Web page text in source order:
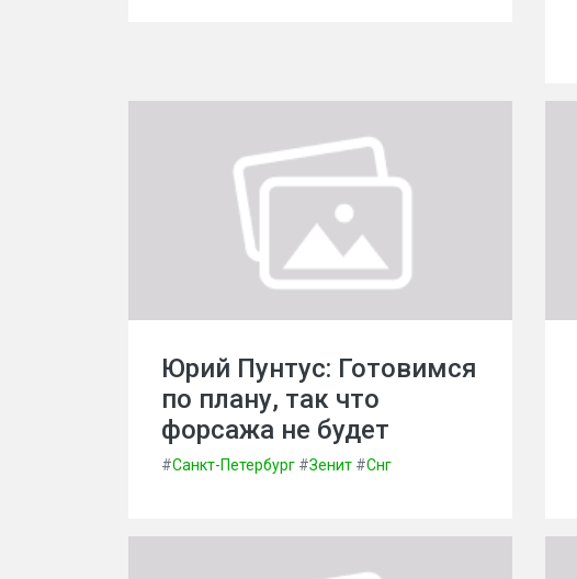
Юрий Пунтус: Готовимся
по плану, так что
форсажа не будет
#Санкт-Петербург #Зенит #Снг